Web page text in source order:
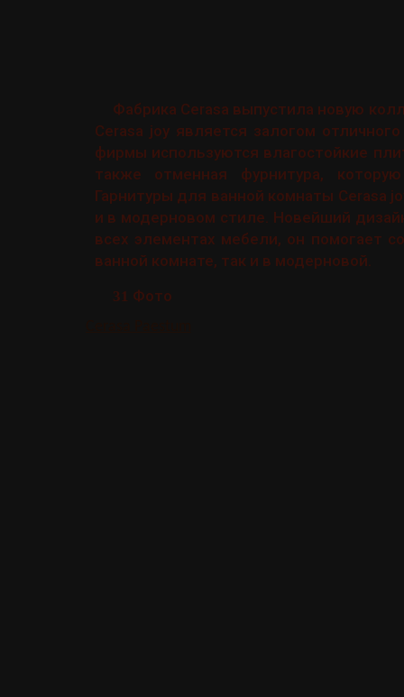
Фабрика Cerasa выпустила новую
Cerasa joy является залогом
фирмы используются влагостойкие
также отменная фурнитура,
Гарнитуры для ванной комнаты Cerasa
и в модерновом стиле. Новейший
всех элементах мебели, он помогает
ванной комнате, так и в модерновой.
31 Фото